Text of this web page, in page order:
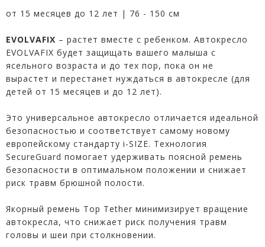
от 15 месяцев до 12 лет | 76 - 150 см
EVOLVAFIX – растет вместе с ребенком. Автокресло
EVOLVAFIX будет защищать вашего малыша с
ясельного возраста и до тех пор, пока он не
вырастет и перестанет нуждаться в автокресле (для
детей от 15 месяцев и до 12 лет).
Это универсальное автокресло отличается идеальной
безопасностью и соответствует самому новому
европейскому стандарту i-SIZE. Технология
SecureGuard помогает удерживать поясной ремень
безопасности в оптимальном положении и снижает
риск травм брюшной полости.
Якорный ремень Top Tether минимизирует вращение
автокресла, что снижает риск получения травм
головы и шеи при столкновении.